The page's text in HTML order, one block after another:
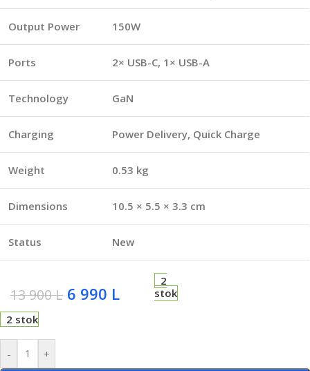
Output Power 150W
Ports 2× USB-C, 1× USB-A
Technology GaN
Charging Power Delivery, Quick Charge
Weight 0.53 kg
Dimensions 10.5 × 5.5 × 3.3 cm
Status New
13 900L 6 990 L
2
stok
2 stok
- +